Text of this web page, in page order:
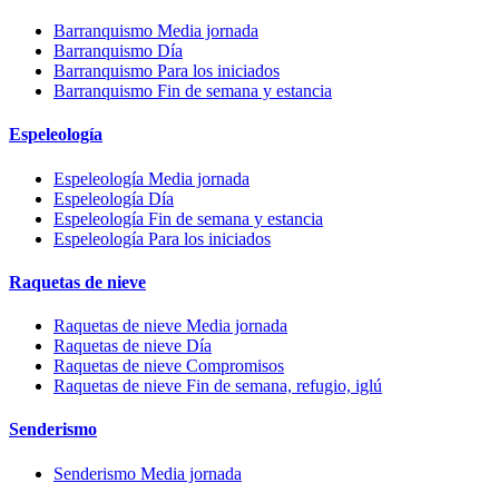
Barranquismo Media jornada
Barranquismo Día
Barranquismo Para los iniciados
Barranquismo Fin de semana y estancia
Espeleología
Espeleología Media jornada
Espeleología Día
Espeleología Fin de semana y estancia
Espeleología Para los iniciados
Raquetas de nieve
Raquetas de nieve Media jornada
Raquetas de nieve Día
Raquetas de nieve Compromisos
Raquetas de nieve Fin de semana, refugio, iglú
Senderismo
Senderismo Media jornada